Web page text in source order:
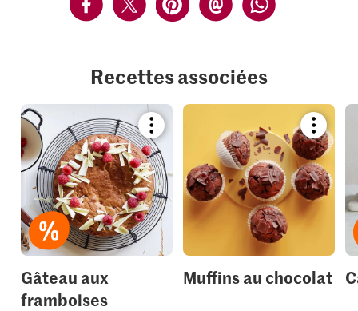
Recettes associées
Bookmark
recipe
or
add
it
to
your
collections.
Gâteau aux
framboises
recipe
or
add
it
to
your
Muffins au chocolat